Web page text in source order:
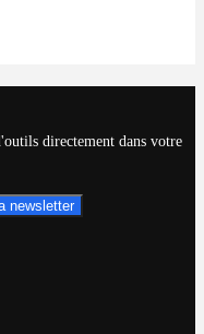
directement dans votre